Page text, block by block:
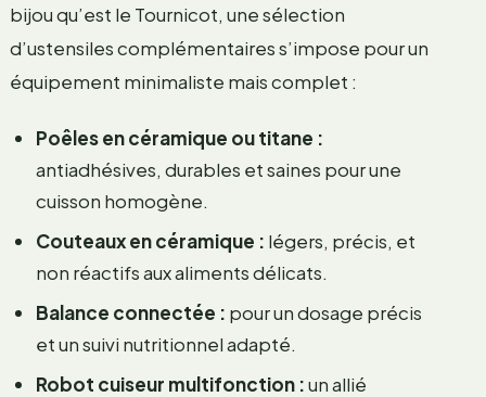
bijou qu’est le Tournicot, une sélection
d’ustensiles complémentaires s’impose pour un
équipement minimaliste mais complet :
Poêles en céramique ou titane :
antiadhésives, durables et saines pour une
cuisson homogène.
Couteaux en céramique : légers, précis, et
non réactifs aux aliments délicats.
Balance connectée : pour un dosage précis
et un suivi nutritionnel adapté.
Robot cuiseur multifonction :un allié